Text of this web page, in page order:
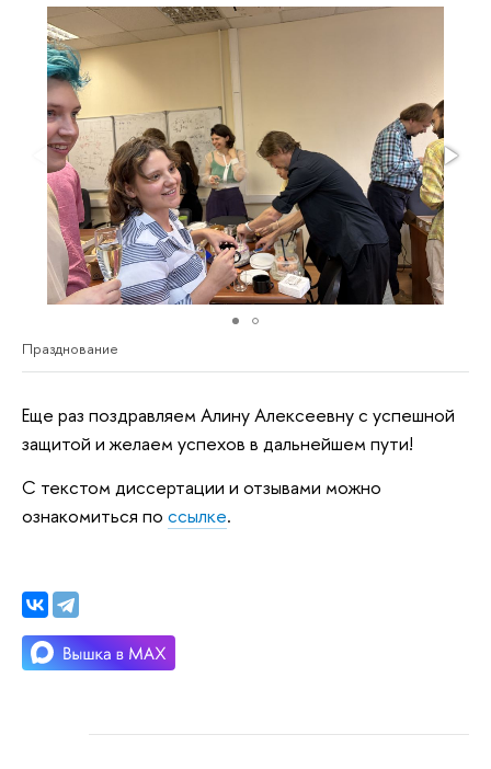
Празднование
Еще раз поздравляем Алину Алексеевну с успешной
защитой и желаем успехов в дальнейшем пути!
С текстом диссертации и отзывами можно
ознакомиться по ссылке.